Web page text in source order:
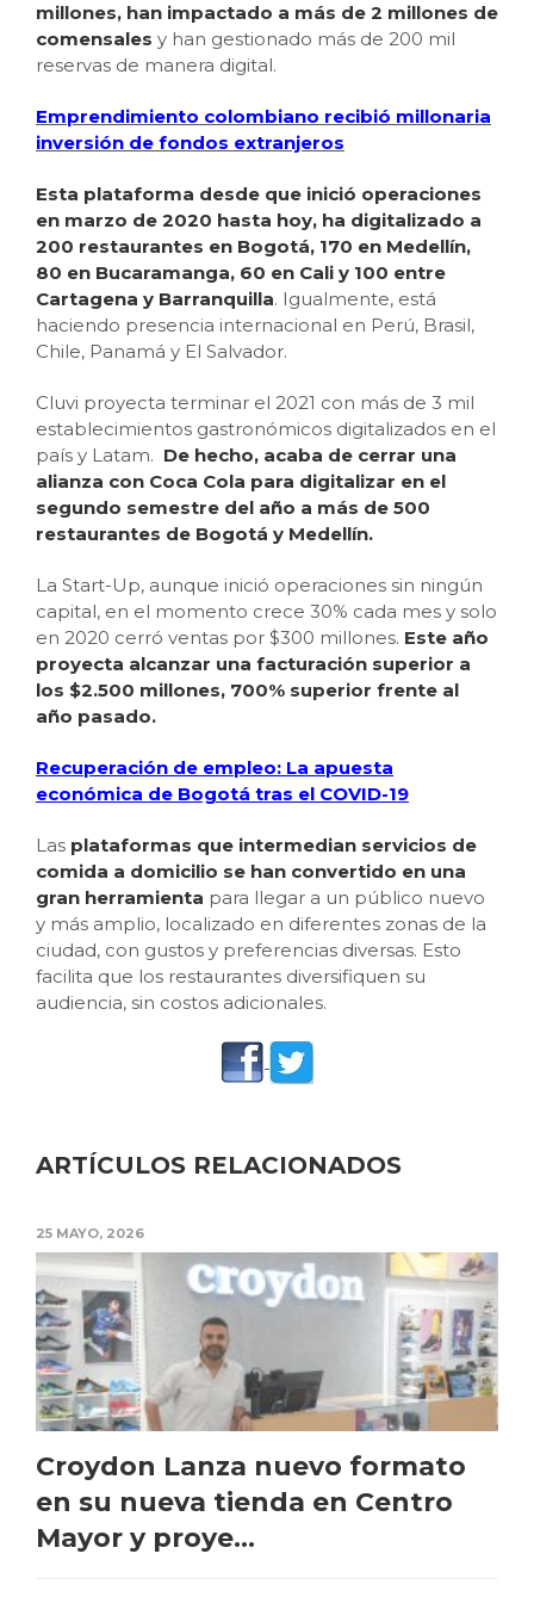
millones, han impactado a más de 2 millones de
comensales y han gestionado más de 200 mil
reservas de manera digital.
Emprendimiento colombiano recibió millonaria
inversión de fondos extranjeros
Esta plataforma desde que inició operaciones
en marzo de 2020 hasta hoy, ha digitalizado a
200 restaurantes en Bogotá, 170 en Medellín,
80 en Bucaramanga, 60 en Cali y 100 entre
Cartagena y Barranquilla. Igualmente, está
haciendo presencia internacional en Perú, Brasil,
Chile, Panamá y El Salvador.
Cluvi proyecta terminar el 2021 con más de 3 mil
establecimientos gastronómicos digitalizados en el
país y Latam. De hecho, acaba de cerrar una
alianza con Coca Cola para digitalizar en el
segundo semestre del año a más de 500
restaurantes de Bogotá y Medellín.
La Start-Up, aunque inició operaciones sin ningún
capital, en el momento crece 30% cada mes y solo
en 2020 cerró ventas por $300 millones. Este año
proyecta alcanzar una facturación superior a
los $2.500 millones, 700% superior frente al
año pasado.
Recuperación de empleo: La apuesta
económica de Bogotá tras el COVID-19
Las plataformas que intermedian servicios de
comida a domicilio se han convertido en una
gran herramienta para llegar a un público nuevo
y más amplio, localizado en diferentes zonas de la
ciudad, con gustos y preferencias diversas. Esto
facilita que los restaurantes diversifiquen su
audiencia, sin costos adicionales.
ARTÍCULOS RELACIONADOS
25 MAYO, 2026
Croydon Lanza nuevo formato
en su nueva tienda en Centro
Mayor y proye...